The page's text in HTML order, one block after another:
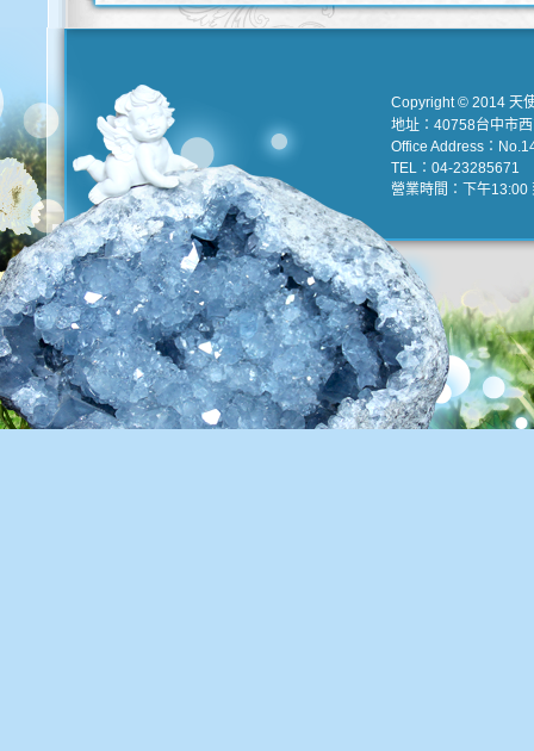
Copyright © 2014 天
地址：40758台中市
Office Address：
TEL：04-23285671
營業時間：下午13:00